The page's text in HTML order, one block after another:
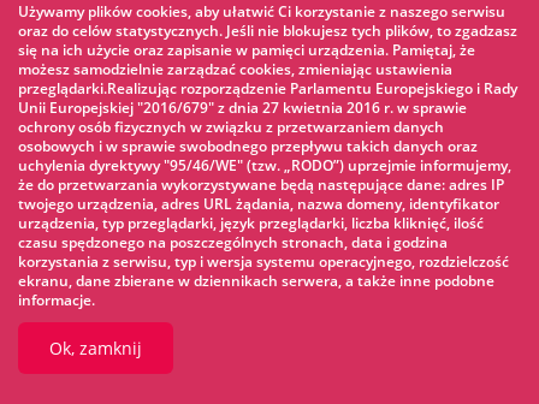
Maja 2020 (3) »
Kwietnia 2020 (2) »
Marca 2020 (14) »
Lutego 2020 (13) »
Stycznia 2020 (14) »
Grudnia 2019 (10) »
Listopada 2019 (11) »
Października 2019 (9) »
Września 2019 (13) »
Sierpnia 2019 (15) »
Lipca 2019 (18) »
Używamy plików cookies, aby ułatwić Ci korzystanie z naszego serwisu
oraz do celów statystycznych. Jeśli nie blokujesz tych plików, to zgadzasz
się na ich użycie oraz zapisanie w pamięci urządzenia. Pamiętaj, że
możesz samodzielnie zarządzać cookies, zmieniając ustawienia
przeglądarki.Realizując rozporządzenie Parlamentu Europejskiego i Rady
Unii Europejskiej "2016/679" z dnia 27 kwietnia 2016 r. w sprawie
ochrony osób fizycznych w związku z przetwarzaniem danych
osobowych i w sprawie swobodnego przepływu takich danych oraz
uchylenia dyrektywy "95/46/WE" (tzw. „RODO”) uprzejmie informujemy,
że do przetwarzania wykorzystywane będą następujące dane: adres IP
twojego urządzenia, adres URL żądania, nazwa domeny, identyfikator
urządzenia, typ przeglądarki, język przeglądarki, liczba kliknięć, ilość
czasu spędzonego na poszczególnych stronach, data i godzina
korzystania z serwisu, typ i wersja systemu operacyjnego, rozdzielczość
ekranu, dane zbierane w dziennikach serwera, a także inne podobne
informacje.
Ok, zamknij